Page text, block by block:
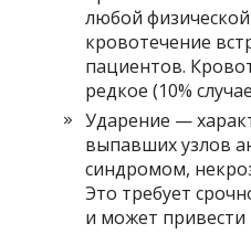
любой
кровотечение
пациентов.
редкое (10%
Ударение —
выпавших узлов
синдромом,
Это требует
и может привести